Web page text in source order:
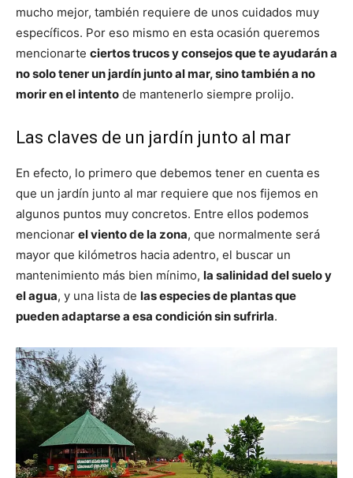
mucho mejor, también requiere de unos cuidados muy
específicos. Por eso mismo en esta ocasión queremos
mencionarte ciertos trucos y consejos que te ayudarán a
no solo tener un jardín junto al mar, sino también a no
morir en el intento de mantenerlo siempre prolijo.
Las claves de un jardín junto al mar
En efecto, lo primero que debemos tener en cuenta es
que un jardín junto al mar requiere que nos fijemos en
algunos puntos muy concretos. Entre ellos podemos
mencionar el viento de la zona, que normalmente será
mayor que kilómetros hacia adentro, el buscar un
mantenimiento más bien mínimo, la salinidad del suelo y
el agua, y una lista de las especies de plantas que
pueden adaptarse a esa condición sin sufrirla.